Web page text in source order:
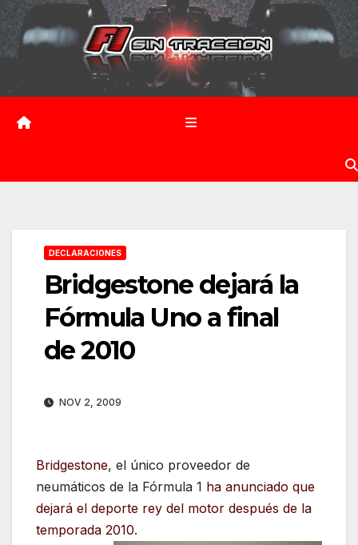
Saltar
contenido
DECLARACIONES
Bridgestone dejará la
Fórmula Uno a final
de 2010
NOV 2, 2009
Bridgestone, el único proveedor de
neumáticos de la Fórmula 1 ha anunciado que
dejará el deporte rey del motor después de la
temporada 2010.